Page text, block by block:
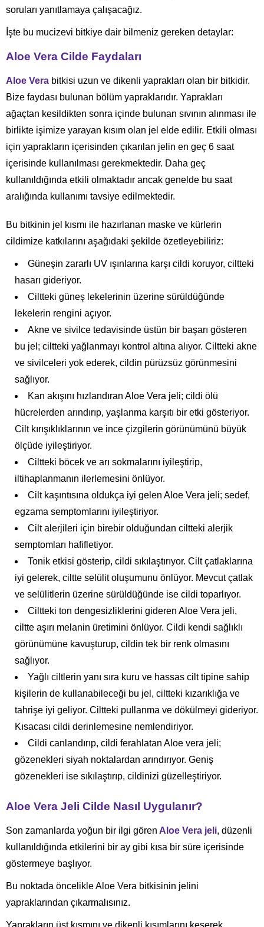
soruları yanıtlamaya çalışacağız.
İşte bu mucizevi bitkiye dair bilmeniz gereken detaylar:
Aloe Vera Cilde Faydaları
Aloe Vera bitkisi uzun ve dikenli yaprakları olan bir bitkidir.
Bize faydası bulunan bölüm yapraklarıdır. Yaprakları
ağaçtan kesildikten sonra içinde bulunan sıvının alınması ile
birlikte işimize yarayan kısım olan jel elde edilir. Etkili olması
için yaprakların içerisinden çıkarılan jelin en geç 6 saat
içerisinde kullanılması gerekmektedir. Daha geç
kullanıldığında etkili olmaktadır ancak genelde bu saat
aralığında kullanımı tavsiye edilmektedir.
Bu bitkinin jel kısmı ile hazırlanan maske ve kürlerin
cildimize katkılarını aşağıdaki şekilde özetleyebiliriz:
Güneşin zararlı UV ışınlarına karşı cildi koruyor, ciltteki
hasarı gideriyor.
Ciltteki güneş lekelerinin üzerine sürüldüğünde
lekelerin rengini açıyor.
Akne ve sivilce tedavisinde üstün bir başarı gösteren
bu jel; ciltteki yağlanmayı kontrol altına alıyor. Ciltteki akne
ve sivilceleri yok ederek, cildin pürüzsüz görünmesini
sağlıyor.
Kan akışını hızlandıran Aloe Vera jeli; cildi ölü
hücrelerden arındırıp, yaşlanma karşıtı bir etki gösteriyor.
Cilt kırışıklıklarının ve ince çizgilerin görünümünü büyük
ölçüde iyileştiriyor.
Ciltteki böcek ve arı sokmalarını iyileştirip,
iltihaplanmanın ilerlemesini önlüyor.
Cilt kaşıntısına oldukça iyi gelen Aloe Vera jeli; sedef,
egzama semptomlarını iyileştiriyor.
Cilt alerjileri için birebir olduğundan ciltteki alerjik
semptomları hafifletiyor.
Tonik etkisi gösterip, cildi sıkılaştırıyor. Cilt çatlaklarına
iyi gelerek, ciltte selülit oluşumunu önlüyor. Mevcut çatlak
ve selülitlerin üzerine sürüldüğünde ise cildi toparlıyor.
Ciltteki ton dengesizliklerini gideren Aloe Vera jeli,
ciltte aşırı melanin üretimini önlüyor. Cildi kendi sağlıklı
görünümüne kavuşturup, cildin tek bir renk olmasını
sağlıyor.
Yağlı ciltlerin yanı sıra kuru ve hassas cilt tipine sahip
kişilerin de kullanabileceği bu jel, ciltteki kızarıklığa ve
tahrişe iyi geliyor. Ciltteki pullanma ve dökülmeyi gideriyor.
Kısacası cildi derinlemesine nemlendiriyor.
Cildi canlandırıp, cildi ferahlatan Aloe vera jeli;
gözenekleri siyah noktalardan arındırıyor. Geniş
gözenekleri ise sıkılaştırıp, cildinizi güzelleştiriyor.
Aloe Vera Jeli Cilde Nasıl Uygulanır?
Son zamanlarda yoğun bir ilgi gören Aloe Vera jeli, düzenli
kullanıldığında etkilerini bir ay gibi kısa bir süre içerisinde
göstermeye başlıyor.
Bu noktada öncelikle Aloe Vera bitkisinin jelini
yapraklarından çıkarmalısınız.